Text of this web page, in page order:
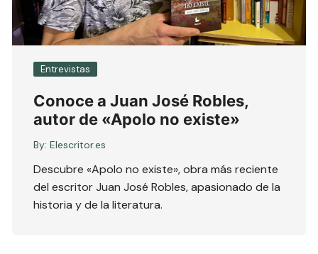
Entrevistas
Conoce a Juan José Robles,
autor de «Apolo no existe»
By: Elescritor.es
Descubre «Apolo no existe», obra más reciente
del escritor Juan José Robles, apasionado de la
historia y de la literatura.